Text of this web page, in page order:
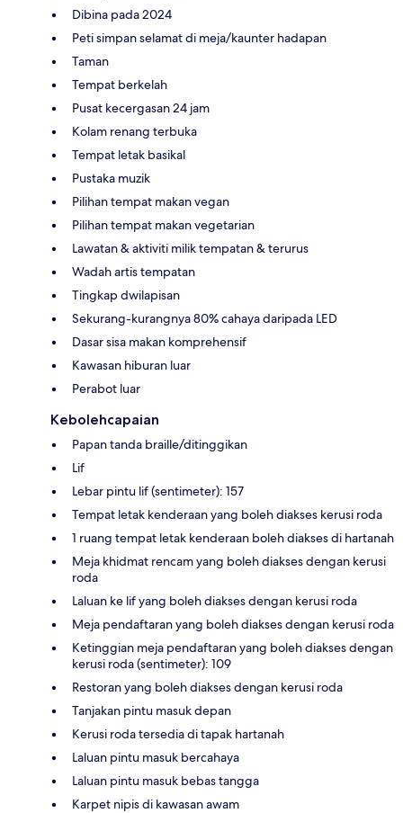
Dibina pada 2024
Peti simpan selamat di meja/kaunter hadapan
Taman
Tempat berkelah
Pusat kecergasan 24 jam
Kolam renang terbuka
Tempat letak basikal
Pustaka muzik
Pilihan tempat makan vegan
Pilihan tempat makan vegetarian
Lawatan & aktiviti milik tempatan & terurus
Wadah artis tempatan
Tingkap dwilapisan
Sekurang-kurangnya 80% cahaya daripada LED
Dasar sisa makan komprehensif
Kawasan hiburan luar
Perabot luar
Kebolehcapaian
Papan tanda braille/ditinggikan
Lif
Lebar pintu lif (sentimeter): 157
Tempat letak kenderaan yang boleh diakses kerusi roda
1 ruang tempat letak kenderaan boleh diakses di hartanah
Meja khidmat rencam yang boleh diakses dengan kerusi
roda
Laluan ke lif yang boleh diakses dengan kerusi roda
Meja pendaftaran yang boleh diakses dengan kerusi roda
Ketinggian meja pendaftaran yang boleh diakses dengan
kerusi roda (sentimeter): 109
Restoran yang boleh diakses dengan kerusi roda
Tanjakan pintu masuk depan
Kerusi roda tersedia di tapak hartanah
Laluan pintu masuk bercahaya
Laluan pintu masuk bebas tangga
Karpet nipis di kawasan awam